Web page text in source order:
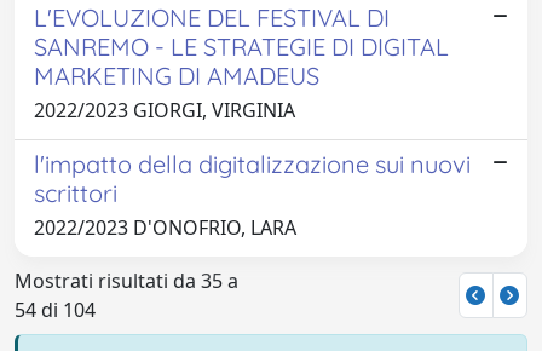
L'EVOLUZIONE DEL FESTIVAL DI
SANREMO - LE STRATEGIE DI DIGITAL
MARKETING DI AMADEUS
2022/2023 GIORGI, VIRGINIA
l'impatto della digitalizzazione sui nuovi
scrittori
2022/2023 D'ONOFRIO, LARA
Mostrati risultati da 35 a
54 di 104